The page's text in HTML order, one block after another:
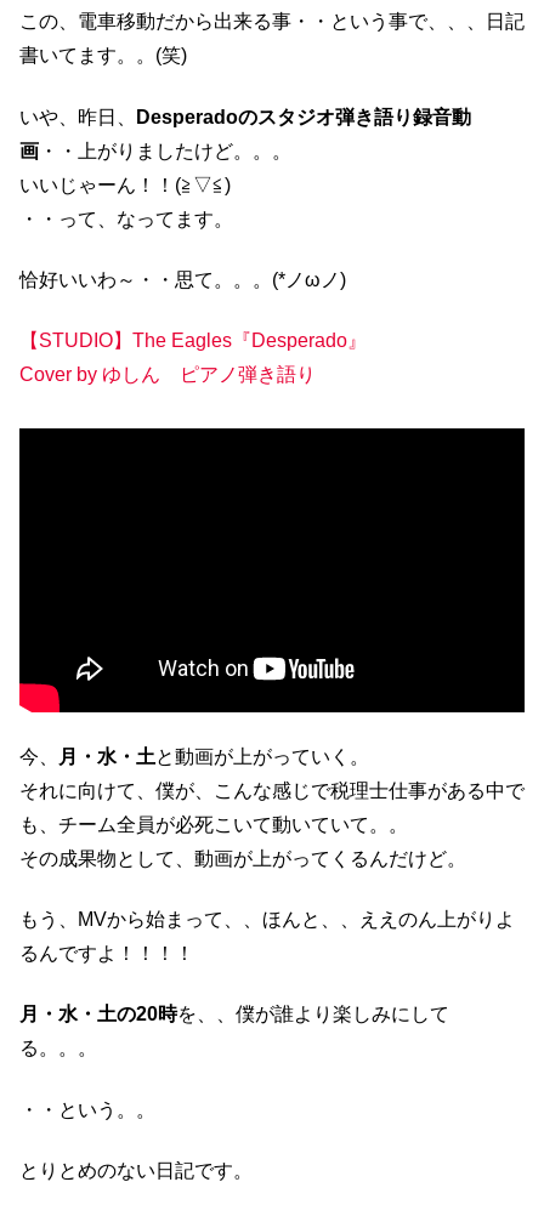
この、電車移動だから出来る事・・という事で、、、日記
書いてます。。(笑)
いや、昨日、
Desperadoのスタジオ弾き語り録音動
画 ・・上がりましたけど。。。
いいじゃーん！！(≧▽≦)
・・って、なってます。
恰好いいわ～・・思て。。。(*ノωノ)
【STUDIO】The Eagles『Desperado』
Cover by ゆしん ピアノ弾き語り
今、 月・水・土と動画が上がっていく。
それに向けて、僕が、こんな感じで税理士仕事がある中で
も、チーム全員が必死こいて動いていて。。
その成果物として、動画が上がってくるんだけど。
もう、MVから始まって、、ほんと、、ええのん上がりよ
るんですよ！！！！
月・水・土の20時を、、僕が誰より楽しみにして
る。。。
・・という。。
とりとめのない日記です。